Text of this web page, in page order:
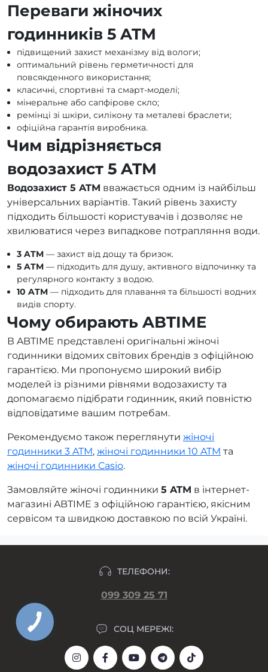
Переваги жіночих
годинників 5 ATM
підвищений захист механізму від вологи;
оптимальний рівень герметичності для
повсякденного використання;
класичні, спортивні та смарт-моделі;
мінеральне або сапфірове скло;
ремінці зі шкіри, силікону та металеві браслети;
офіційна гарантія виробника.
Чим відрізняється
водозахист 5 ATM
Водозахист 5 ATM вважається одним із найбільш
універсальних варіантів. Такий рівень захисту
підходить більшості користувачів і дозволяє не
хвилюватися через випадкове потрапляння води.
3 ATM — захист від дощу та бризок.
5 ATM — підходить для душу, активного відпочинку та
регулярного контакту з водою.
10 ATM — підходить для плавання та більшості водних
видів спорту.
Чому обирають ABTIME
В ABTIME представлені оригінальні жіночі
годинники відомих світових брендів з офіційною
гарантією. Ми пропонуємо широкий вибір
моделей із різними рівнями водозахисту та
допомагаємо підібрати годинник, який повністю
відповідатиме вашим потребам.
Рекомендуємо також переглянути жіночі
годинники 3 ATM, жіночі годинники 10 ATM та
жіночі годинники Casio.
Замовляйте жіночі годинники 5 ATM в інтернет-
магазині ABTIME з офіційною гарантією, якісним
сервісом та швидкою доставкою по всій Україні.
ТЕЛЕФОНИ:
099 309 25 71
СОЦ МЕРЕЖІ: